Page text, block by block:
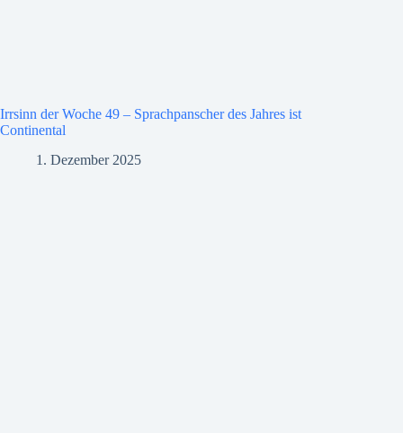
Irrsinn der Woche 49 – Sprachpanscher des Jahres ist
Continental
1. Dezember 2025